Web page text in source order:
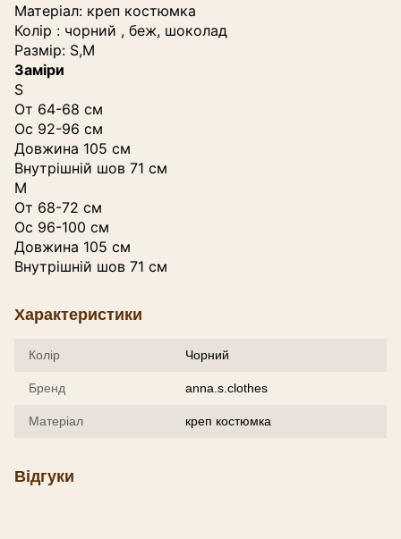
Матеріал: креп костюмка
Колір : чорний , беж, шоколад
Размір: S,M
Заміри
S
От 64-68 см
Ос 92-96 см
Довжина 105 см
Внутрішній шов 71 см
М
От 68-72 см
Ос 96-100 см
Довжина 105 см
Внутрішній шов 71 см
Характеристики
Колір Чорний
Бренд anna.s.clothes
Матеріал креп костюмка
Відгуки